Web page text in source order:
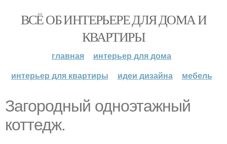
ВСЁ ОБ ИНТЕРЬЕРЕ ДЛЯ ДОМА И
КВАРТИРЫ
главная
интерьер для дома
интерьер для квартиры
идеи дизайна мебель
Загородный одноэтажный
коттедж.